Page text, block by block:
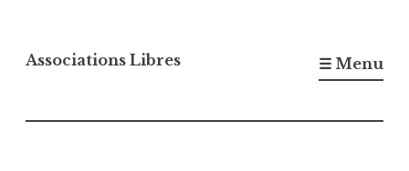
au
Associations Libres ☰ Menu